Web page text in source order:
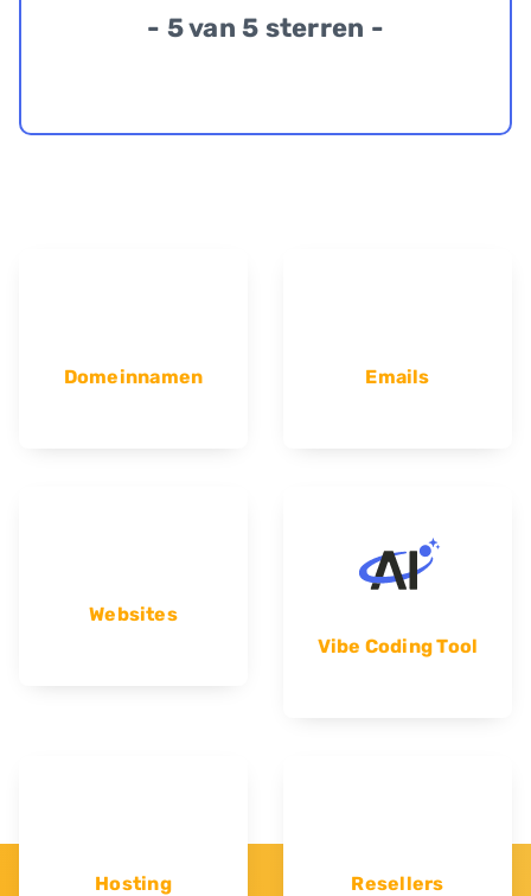
- 5 van 5 sterren -
Domeinnamen Emails
Websites
Vibe Coding Tool
Hosting Resellers